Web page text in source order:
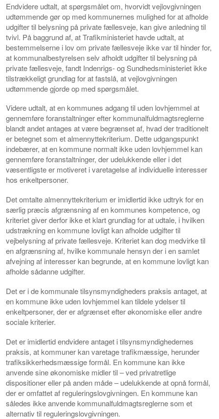
Endvidere udtalt, at spørgsmålet om, hvorvidt vejlovgivningen
udtømmende gør op med kommunernes mulighed for at afholde
udgifter til belysning på private fællesveje, kan give anledning til
tvivl. På baggrund af, at Trafikministeriet havde udtalt, at
bestemmelserne i lov om private fællesveje ikke var til hinder for,
at kommunalbestyrelsen selv afholdt udgifter til belysning på
private fællesveje, fandt Indenrigs- og Sundhedsministeriet ikke
tilstrækkeligt grundlag for at fastslå, at vejlovgivningen
udtømmende gjorde op med spørgsmålet.
Videre udtalt, at en kommunes adgang til uden lovhjemmel at
gennemføre foranstaltninger efter kommunalfuldmagtsreglerne
blandt andet antages at være begrænset af, hvad der traditionelt
er betegnet som et almennyttekriterium. Dette udgangspunkt
indebærer, at en kommune normalt ikke uden lovhjemmel kan
gennemføre foranstaltninger, der udelukkende eller i det
væsentligste er motiveret i varetagelse af individuelle interesser
hos enkeltpersoner.
Det omtalte almennyttekriterium er imidlertid ikke udtryk for en
særlig præcis afgrænsning af en kommunes kompetence, og
kriteriet giver derfor ikke et klart grundlag for at udtale, i hvilken
udstrækning en kommune lovligt kan afholde udgifter til
vejbelysning af private fællesveje. Kriteriet kan dog medvirke til
en afgrænsning af, hvilke kommunale hensyn der i en samlet
afvejning af interesser kan begrunde, at en kommune lovligt kan
afholde sådanne udgifter.
Det er i de kommunale tilsynsmyndigheders praksis antaget, at
en kommune ikke uden lovhjemmel kan tildele ydelser til
enkeltpersoner, der er afgrænset efter økonomiske eller andre
sociale kriterier.
Det er imidlertid endvidere antaget i tilsynsmyndighedernes
praksis, at kommuner kan varetage trafikmæssige, herunder
trafiksikkerhedsmæssige formål. En kommune kan ikke
anvende sine økonomiske midler til – ved privatretlige
dispositioner eller på anden måde – udelukkende at opnå formål,
der er omfattet af reguleringslovgivningen. En kommune kan
således ikke anvende kommunalfuldmagtsreglerne som et
alternativ til reguleringslovgivningen.